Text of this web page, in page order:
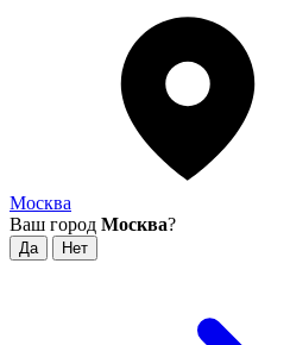
Москва
Ваш город Москва?